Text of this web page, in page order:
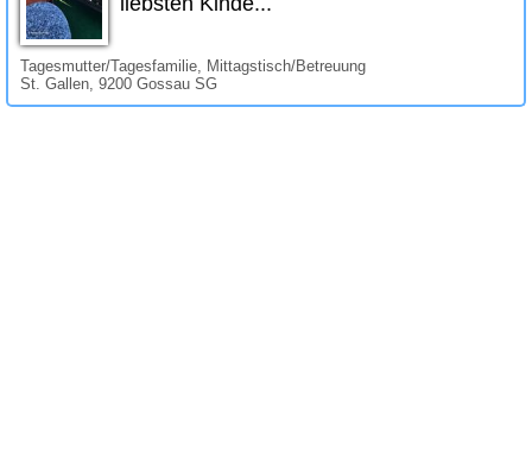
Tagesmutter/Tagesfamilie, Mittagstisch/Betreuung
St. Gallen, 9200 Gossau SG